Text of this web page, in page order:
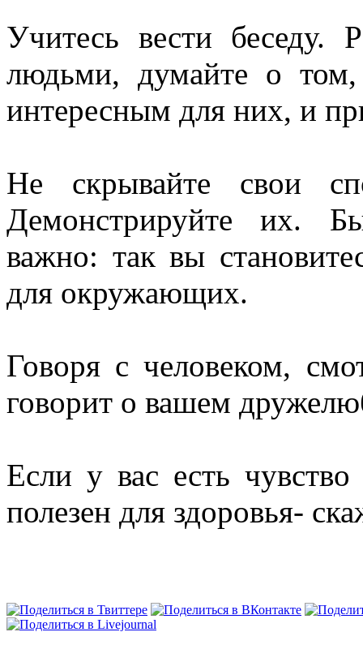
Учитесь вести беседу.
людьми, думайте о
интересным для них, и
Не скрывайте свои
Демонстрируйте их.
важно: так вы
для окружающих.
Говоря с человеком,
говорит о вашем
Если у вас есть
полезен для здоровья-